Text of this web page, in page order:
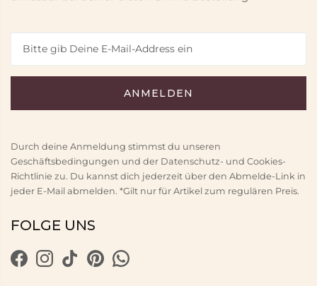
Durch deine Anmeldung stimmst du unseren
Geschäftsbedingungen und der Datenschutz- und Cookies-
Richtlinie zu. Du kannst dich jederzeit über den Abmelde-Link in
jeder E-Mail abmelden. *Gilt nur für Artikel zum regulären Preis.
FOLGE UNS